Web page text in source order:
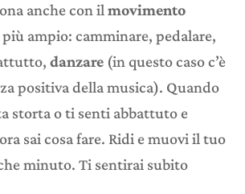
anche con ilmovimento
ampio: camminare, pedalare,
danzare (in questo caso c’è
positiva della musica). Quando
storta o ti senti abbattuto e
sai cosa fare. Ridi e muovi il tuo
minuto. Ti sentirai subito